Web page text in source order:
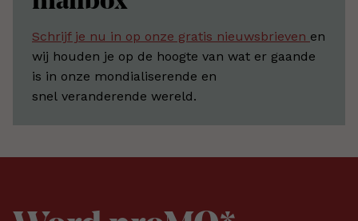
Schrijf je nu in op onze gratis nieuwsbrieven en
wij houden je op de hoogte van wat er gaande
is in onze mondialiserende en
snel veranderende wereld.